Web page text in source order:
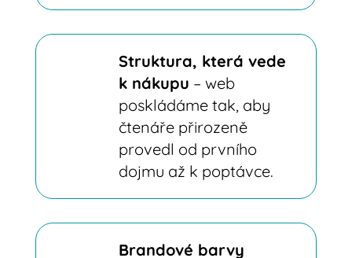
Struktura, která vede
k nákupu – web
poskládáme tak, aby
čtenáře přirozeně
provedl od prvního
dojmu až k poptávce.
Brandové barvy